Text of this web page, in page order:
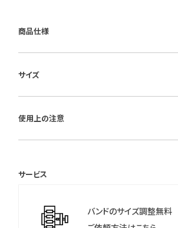
商品仕様
■風防素材：クリスタルガラス
■ベルト素材：バイオマスウレタン(ベネビオ
能・浮上速度警報機能・アラーム・逆回転防
りゅうず・夜光(針＋インデックス)・延長バン
サイズ
使用上の注意
＊シチズンのウェブサイトより「MY CITIZEN
利用いただけます。
サービス
バンドのサイズ調整無料